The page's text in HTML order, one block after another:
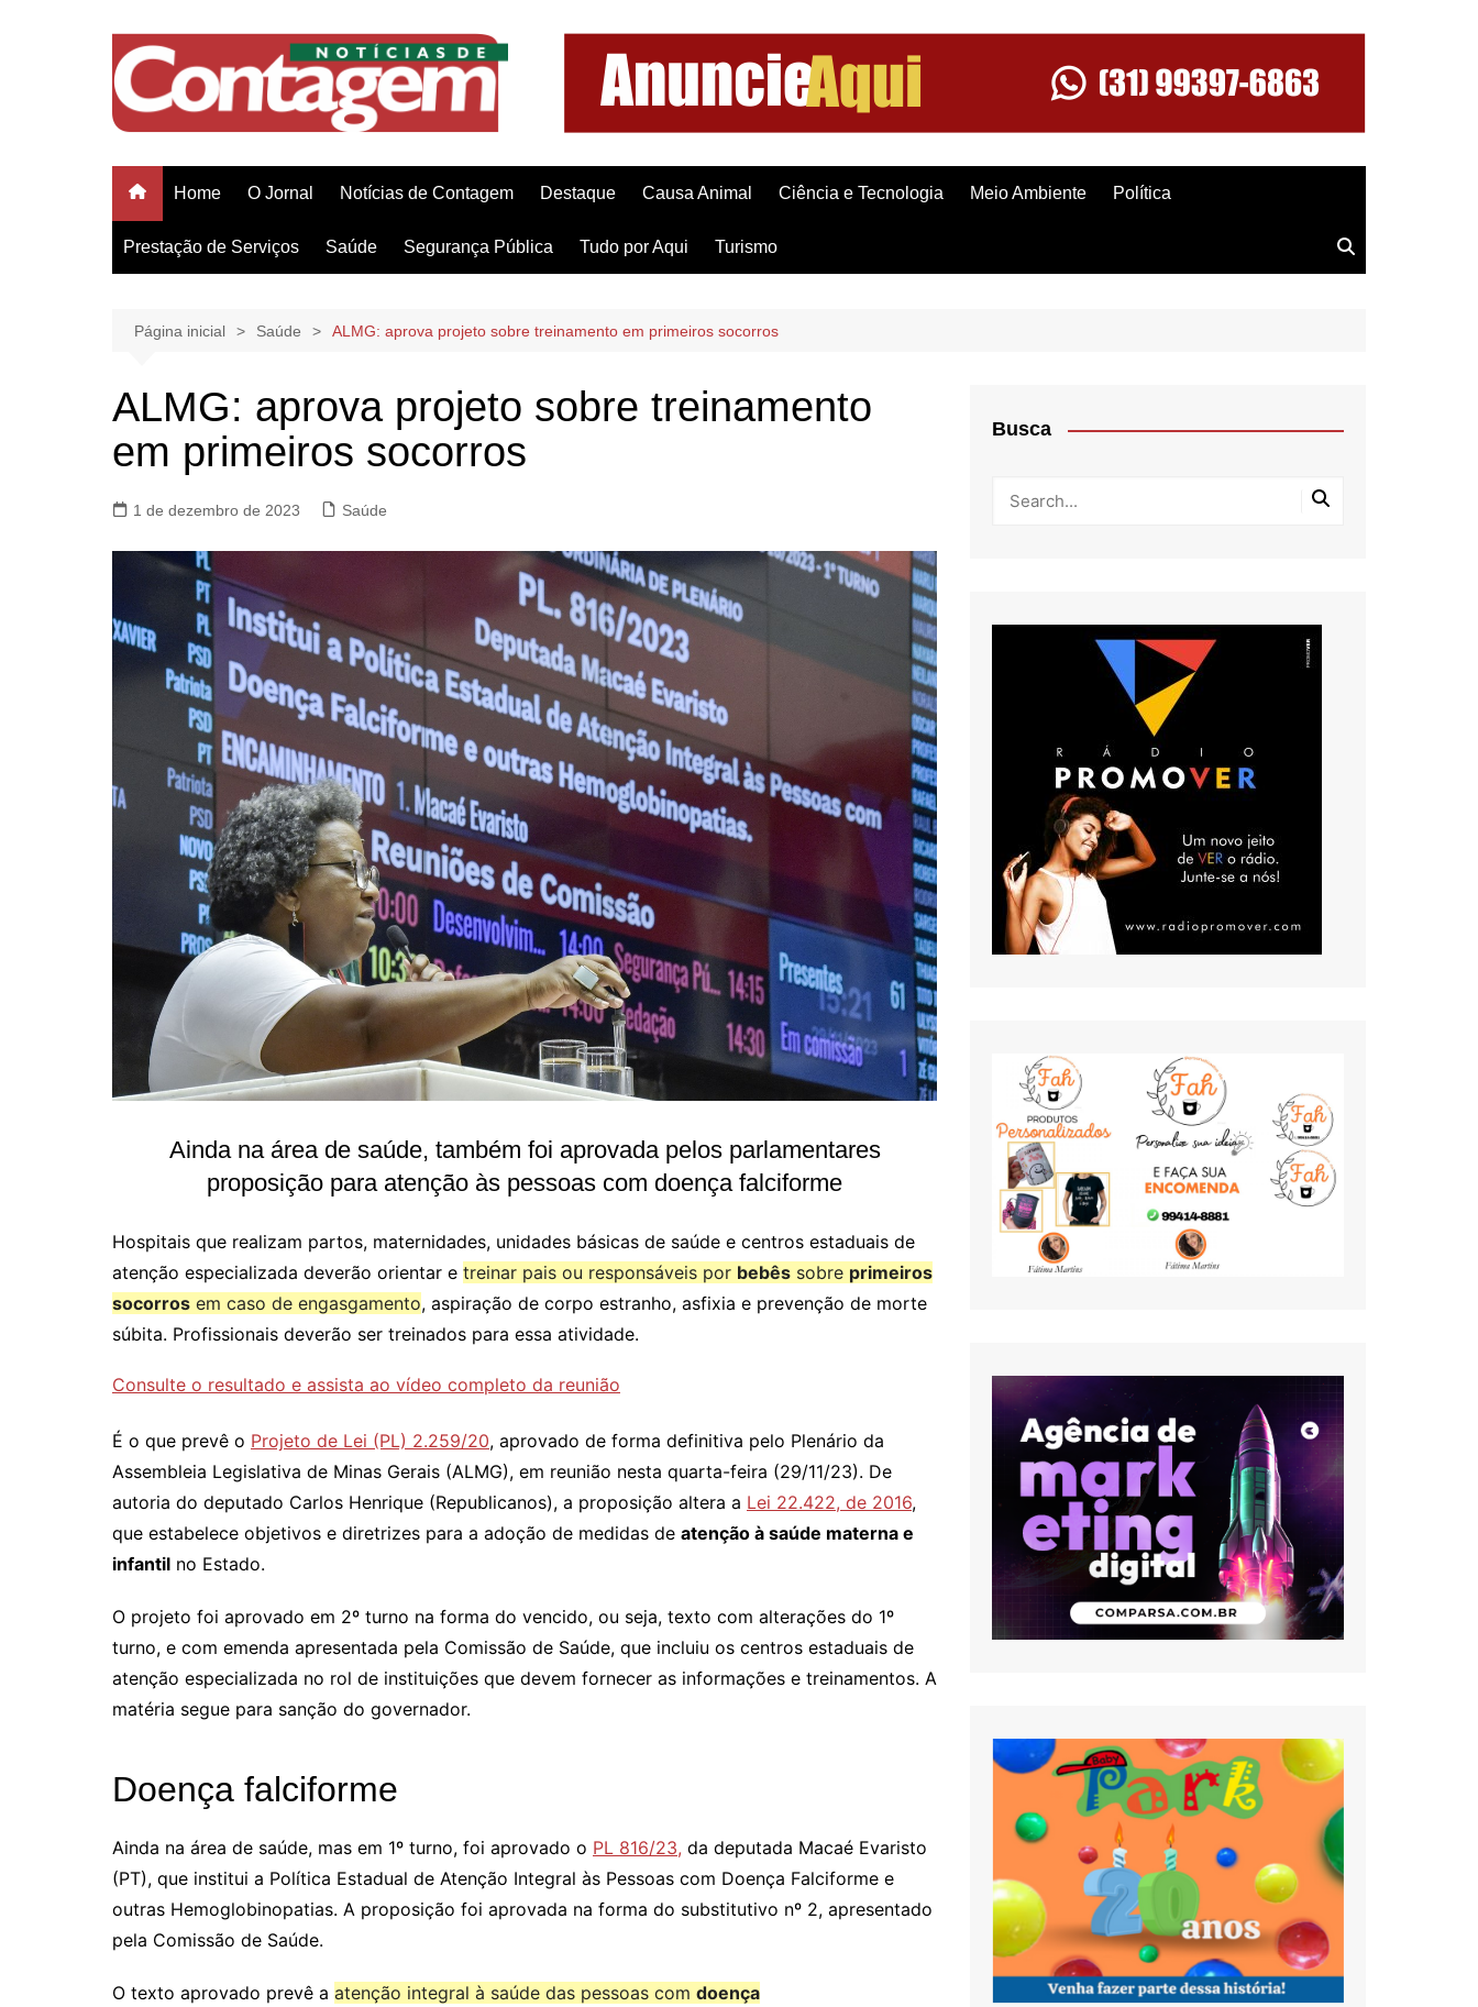
Home O Jornal Notícias de Contagem Destaque Causa Animal Ciência e Tecnologia Meio Ambiente Política
Prestação de Serviços Saúde Segurança Pública Tudo por Aqui Turismo
Página inicial Saúde ALMG: aprova projeto sobre treinamento em primeiros socorros
ALMG: aprova projeto sobre treinamento
em primeiros socorros
1 de dezembro de 2023 Saúde
Ainda na área de saúde, também foi aprovada pelos parlamentares
proposição para atenção às pessoas com doença falciforme
Hospitais que realizam partos, maternidades, unidades básicas de saúde e centros estaduais de
atenção especializada deverão orientar e treinar pais ou responsáveis por bebês sobre primeiros
socorros em caso de engasgamento, aspiração de corpo estranho, asfixia e prevenção de morte
súbita. Profissionais deverão ser treinados para essa atividade.
Consulte o resultado e assista ao vídeo completo da reunião
É o que prevê o Projeto de Lei (PL) 2.259/20, aprovado de forma definitiva pelo Plenário da
Assembleia Legislativa de Minas Gerais (ALMG), em reunião nesta quarta-feira (29/11/23). De
autoria do deputado Carlos Henrique (Republicanos), a proposição altera a Lei 22.422, de 2016,
que estabelece objetivos e diretrizes para a adoção de medidas de atenção à saúde materna e
infantil no Estado.
O projeto foi aprovado em 2º turno na forma do vencido, ou seja, texto com alterações do 1º
turno, e com emenda apresentada pela Comissão de Saúde, que incluiu os centros estaduais de
atenção especializada no rol de instituições que devem fornecer as informações e treinamentos. A
matéria segue para sanção do governador.
Doença falciforme
Ainda na área de saúde, mas em 1º turno, foi aprovado o PL 816/23, da deputada Macaé Evaristo
(PT), que institui a Política Estadual de Atenção Integral às Pessoas com Doença Falciforme e
outras Hemoglobinopatias. A proposição foi aprovada na forma do substitutivo nº 2, apresentado
pela Comissão de Saúde.
O texto aprovado prevê a atenção integral à saúde das pessoas com doença
Busca